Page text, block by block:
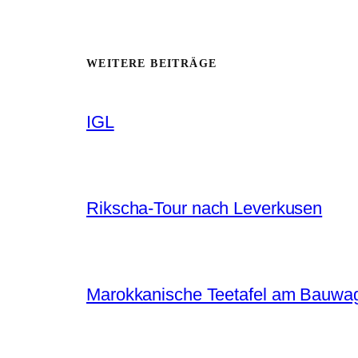
WEITERE BEITRÄGE
IGL
Rikscha-Tour nach Leverkusen
Marokkanische Teetafel am